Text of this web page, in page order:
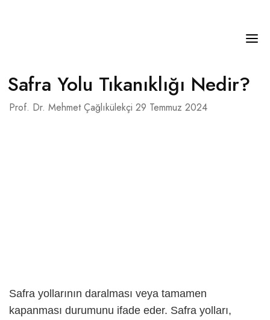
ANASAYFA
ÖZGEÇMIŞ
العربية
Русский
Safra Yolu Tıkanıklığı Nedir?
Prof. Dr. Mehmet Çağlıkülekçi 29 Temmuz 2024
Safra yollarının daralması veya tamamen
kapanması durumunu ifade eder. Safra yolları,